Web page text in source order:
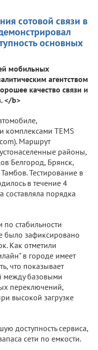
сотовой связи в
основных
мобильных
агентством
качество связи и
</b>
комплексами TEMS
Маршрут
районы,
Белгород, Брянск,
Тестирование в
в течение 4
составляла порядка
стабильности
было зафиксировано
Как отметили
в городе имеет
что показывает
между базовыми
переключений,
высокой загрузке
доступность сервиса,
сети по емкости.